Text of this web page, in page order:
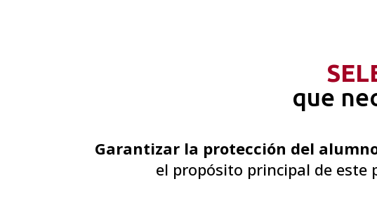
que
Garantizar la protección del
el propósito principal de este